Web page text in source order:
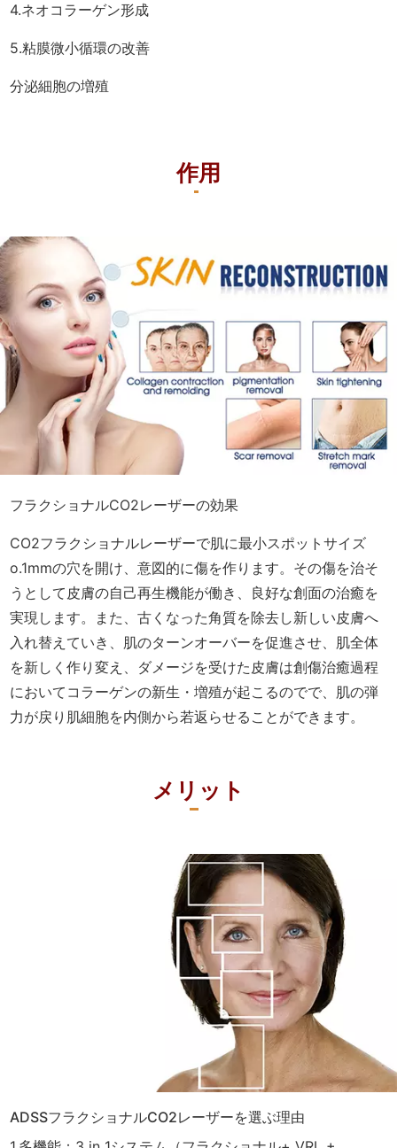
4.ネオコラーゲン形成
5.粘膜微小循環の改善
分泌細胞の増殖
作用
フラクショナルCO2レーザーの効果
CO2フラクショナルレーザーで肌に最小スポットサイズ
o.1mmの穴を開け、意図的に傷を作ります。その傷を治そ
うとして皮膚の自己再生機能が働き、良好な創面の治癒を
実現します。また、古くなった角質を除去し新しい皮膚へ
入れ替えていき、肌のターンオーバーを促進させ、肌全体
を新しく作り変え、ダメージを受けた皮膚は創傷治癒過程
においてコラーゲンの新生・増殖が起こるのでで、肌の弾
力が戻り肌細胞を内側から若返らせることができます。
メリット
ADSSフラクショナルCO2レーザーを選ぶ理由